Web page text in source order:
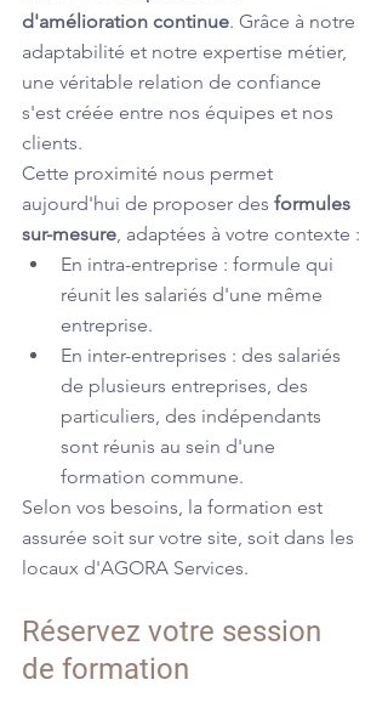
d'amélioration continue. Grâce à notre
adaptabilité et notre expertise métier,
une véritable relation de confiance
s'est créée entre nos équipes et nos
clients.
Cette proximité nous permet
aujourd'hui de proposer des formules
sur-mesure, adaptées à votre contexte :
En intra-entreprise : formule qui
réunit les salariés d'une même
entreprise.
En inter-entreprises : des salariés
de plusieurs entreprises, des
particuliers, des indépendants
sont réunis au sein d'une
formation commune.
Selon vos besoins, la formation est
assurée soit sur votre site, soit dans les
locaux d'AGORA Services.
Réservez votre session
de formation